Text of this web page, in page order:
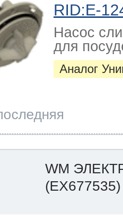
RID:E-
Насос
для
Аналог
WM
(EX677535)